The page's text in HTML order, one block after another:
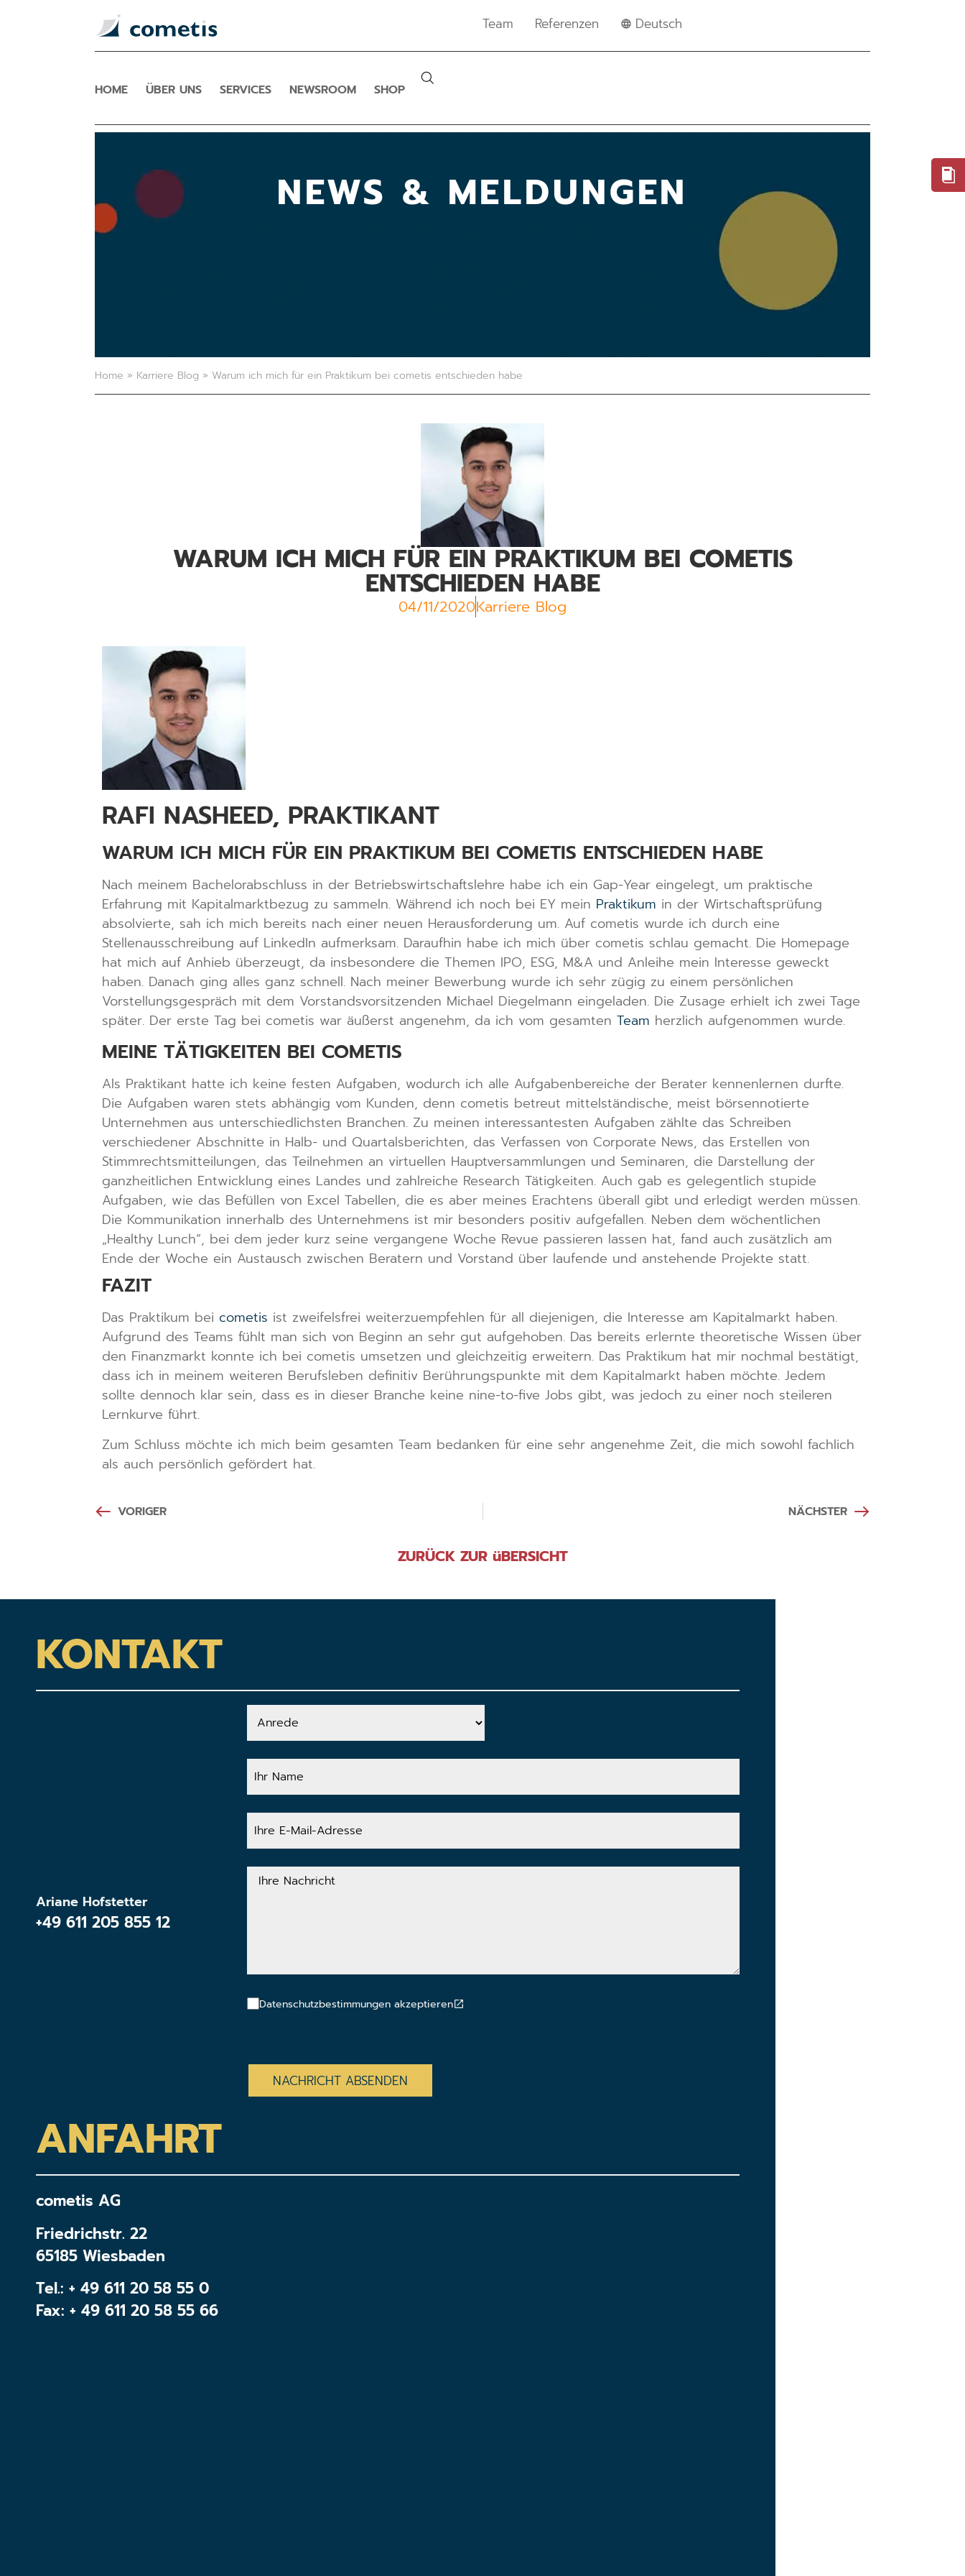
Team Referenzen Deutsch
HOME ÜBER UNS SERVICES NEWSROOM SHOP
NEWS & MELDUNGEN
Home » Karriere Blog » Warum ich mich für ein Praktikum bei cometis entschieden habe
WARUM ICH MICH FÜR EIN PRAKTIKUM BEI COMETIS
ENTSCHIEDEN HABE
04/11/2020Karriere Blog
RAFI NASHEED, PRAKTIKANT
WARUM ICH MICH FÜR EIN PRAKTIKUM BEI COMETIS ENTSCHIEDEN HABE
Nach meinem Bachelorabschluss in der Betriebswirtschaftslehre habe ich ein Gap-Year eingelegt, um praktische
Erfahrung mit Kapitalmarktbezug zu sammeln. Während ich noch bei EY mein Praktikum in der Wirtschaftsprüfung
absolvierte, sah ich mich bereits nach einer neuen Herausforderung um. Auf cometis wurde ich durch eine
Stellenausschreibung auf LinkedIn aufmerksam. Daraufhin habe ich mich über cometis schlau gemacht. Die Homepage
hat mich auf Anhieb überzeugt, da insbesondere die Themen IPO, ESG, M&A und Anleihe mein Interesse geweckt
haben. Danach ging alles ganz schnell. Nach meiner Bewerbung wurde ich sehr zügig zu einem persönlichen
Vorstellungsgespräch mit dem Vorstandsvorsitzenden Michael Diegelmann eingeladen. Die Zusage erhielt ich zwei Tage
später. Der erste Tag bei cometis war äußerst angenehm, da ich vom gesamten Team herzlich aufgenommen wurde.
MEINE TÄTIGKEITEN BEI COMETIS
Als Praktikant hatte ich keine festen Aufgaben, wodurch ich alle Aufgabenbereiche der Berater kennenlernen durfte.
Die Aufgaben waren stets abhängig vom Kunden, denn cometis betreut mittelständische, meist börsennotierte
Unternehmen aus unterschiedlichsten Branchen. Zu meinen interessantesten Aufgaben zählte das Schreiben
verschiedener Abschnitte in Halb- und Quartalsberichten, das Verfassen von Corporate News, das Erstellen von
Stimmrechtsmitteilungen, das Teilnehmen an virtuellen Hauptversammlungen und Seminaren, die Darstellung der
ganzheitlichen Entwicklung eines Landes und zahlreiche Research Tätigkeiten. Auch gab es gelegentlich stupide
Aufgaben, wie das Befüllen von Excel Tabellen, die es aber meines Erachtens überall gibt und erledigt werden müssen.
Die Kommunikation innerhalb des Unternehmens ist mir besonders positiv aufgefallen. Neben dem wöchentlichen
„Healthy Lunch“, bei dem jeder kurz seine vergangene Woche Revue passieren lassen hat, fand auch zusätzlich am
Ende der Woche ein Austausch zwischen Beratern und Vorstand über laufende und anstehende Projekte statt.
FAZIT
Das Praktikum bei cometis ist zweifelsfrei weiterzuempfehlen für all diejenigen, die Interesse am Kapitalmarkt haben.
Aufgrund des Teams fühlt man sich von Beginn an sehr gut aufgehoben. Das bereits erlernte theoretische Wissen über
den Finanzmarkt konnte ich bei cometis umsetzen und gleichzeitig erweitern. Das Praktikum hat mir nochmal bestätigt,
dass ich in meinem weiteren Berufsleben definitiv Berührungspunkte mit dem Kapitalmarkt haben möchte. Jedem
sollte dennoch klar sein, dass es in dieser Branche keine nine-to-five Jobs gibt, was jedoch zu einer noch steileren
Lernkurve führt.
Zum Schluss möchte ich mich beim gesamten Team bedanken für eine sehr angenehme Zeit, die mich sowohl fachlich
als auch persönlich gefördert hat.
VORIGER NÄCHSTER
ZURÜCK ZUR üBERSICHT
KONTAKT
Ariane Hofstetter
+49 611 205 855 12
Anrede
Ihr
Name
Ihre
E-
Adresse
Ihre
Nachricht
Datenschutzbestimmungen akzeptieren
ANFAHRT
cometis AG
Friedrichstr. 22
65185 Wiesbaden
Tel.: + 49 611 20 58 55 0
Fax: + 49 611 20 58 55 66